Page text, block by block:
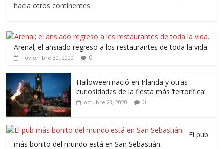
hacia otros continentes
Arenal; el ansiado regreso a los restaurantes de toda la vida.
noviembre 30, 2020 0
Halloween nació en Irlanda y otras
curiosidades de la fiesta más ‘terrorífica’.
octubre 23, 2020 0
El pub
más bonito del mundo está en San Sebastián.